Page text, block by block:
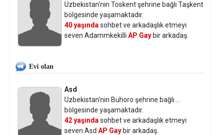
Uzbekistan'nin Toskent şehrine bağlı Taşkent
bölgesinde yaşamaktadır.
40 yaşında sohbet ve arkadaşlık etmeyi
seven AdammkekilliAP Gay bir arkadaş.
Evi olan
Asd
Uzbekistan'nin Buhoro şehrine bağlı ...
bölgesinde yaşamaktadır.
42 yaşında sohbet ve arkadaşlık etmeyi
seven AsdAP Gay bir arkadaş.